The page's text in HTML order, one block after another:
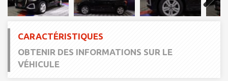
CARACTÉRISTIQUES
OBTENIR DES INFORMATIONS SUR LE
VÉHICULE